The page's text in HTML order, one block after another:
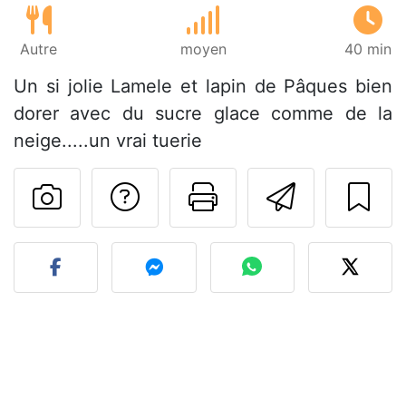
Autre moyen 40 min
Un si jolie Lamele et lapin de Pâques bien
dorer avec du sucre glace comme de la
neige.....un vrai tuerie
Imprimer
Poser une
Publier votre photo de